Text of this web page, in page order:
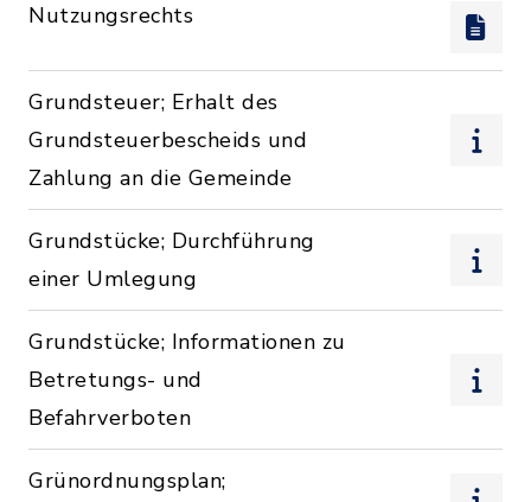
Nutzungsrechts
Grundsteuer; Erhalt des
Grundsteuerbescheids und
Zahlung an die Gemeinde
Grundstücke; Durchführung
einer Umlegung
Grundstücke; Informationen zu
Betretungs- und
Befahrverboten
Grünordnungsplan;